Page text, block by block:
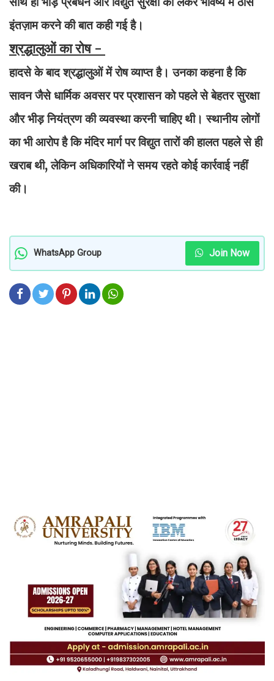
इंतज़ाम करने की बात कही गई है।
श्रद्धालुओं का रोष -
हादसे के बाद श्रद्धालुओं में रोष व्याप्त है। उनका कहना है कि
सावन जैसे धार्मिक अवसर पर प्रशासन को पहले से बेहतर सुरक्षा
और भीड़ नियंत्रण की व्यवस्था करनी चाहिए थी। स्थानीय लोगों
का भी आरोप है कि मंदिर मार्ग पर विद्युत तारों की हालत पहले से ही
खराब थी, लेकिन अधिकारियों ने समय रहते कोई कार्रवाई नहीं
की।
WhatsApp Group Join Now